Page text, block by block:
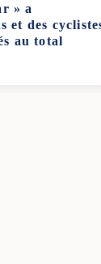
» a
et des
au total